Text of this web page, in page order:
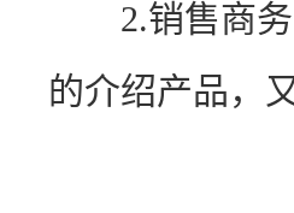
2.销售商务
的介绍产品，